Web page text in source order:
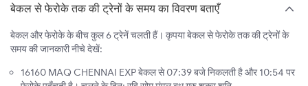
बेकल से फेरोके तक की ट्रेनों के समय का विवरण बताएँ
बेकल और फेरोके के बीच कुल 6 ट्रेनें चलती हैं। कृपया बेकल से फेरोके तक की ट्रेनों के
समय की जानकारी नीचे देखें:
16160 MAQ CHENNAI EXP बेकल से 07:39 बजे निकलती है और 10:54 पर